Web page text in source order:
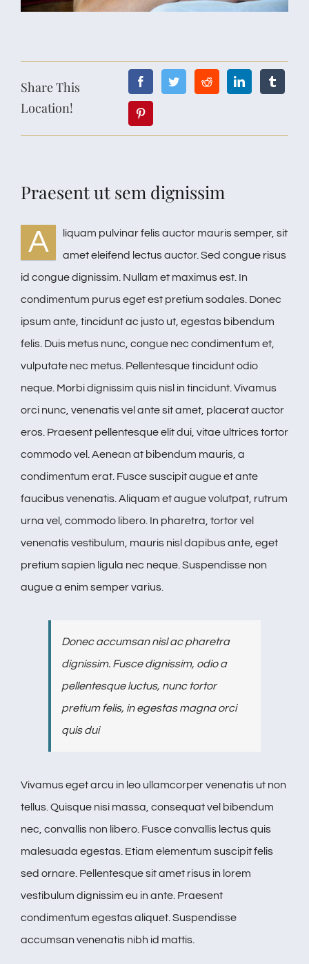
Share This
Location!
Praesent ut sem dignissim
A
liquam pulvinar felis auctor mauris semper, sit
amet eleifend lectus auctor. Sed congue risus
id congue dignissim. Nullam et maximus est. In
condimentum purus eget est pretium sodales. Donec
ipsum ante, tincidunt ac justo ut, egestas bibendum
felis. Duis metus nunc, congue nec condimentum et,
vulputate nec metus. Pellentesque tincidunt odio
neque. Morbi dignissim quis nisl in tincidunt. Vivamus
orci nunc, venenatis vel ante sit amet, placerat auctor
eros. Praesent pellentesque elit dui, vitae ultrices tortor
commodo vel. Aenean at bibendum mauris, a
condimentum erat. Fusce suscipit augue et ante
faucibus venenatis. Aliquam et augue volutpat, rutrum
urna vel, commodo libero. In pharetra, tortor vel
venenatis vestibulum, mauris nisl dapibus ante, eget
pretium sapien ligula nec neque. Suspendisse non
augue a enim semper varius.
Donec accumsan nisl ac pharetra
dignissim. Fusce dignissim, odio a
pellentesque luctus, nunc tortor
pretium felis, in egestas magna orci
quis dui
Vivamus eget arcu in leo ullamcorper venenatis ut non
tellus. Quisque nisi massa, consequat vel bibendum
nec, convallis non libero. Fusce convallis lectus quis
malesuada egestas. Etiam elementum suscipit felis
sed ornare. Pellentesque sit amet risus in lorem
vestibulum dignissim eu in ante. Praesent
condimentum egestas aliquet. Suspendisse
accumsan venenatis nibh id mattis.